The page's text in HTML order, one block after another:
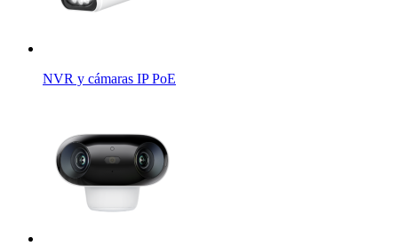
NVR y cámaras IP PoE